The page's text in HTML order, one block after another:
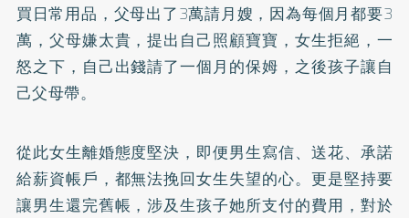
買日常用品，父母出了3萬請月嫂，因為每個月都要3
萬，父母嫌太貴，提出自己照顧寶寶，女生拒絕，一
怒之下，自己出錢請了一個月的保姆，之後孩子讓自
己父母帶。
從此女生離婚態度堅決，即便男生寫信、送花、承諾
給薪資帳戶，都無法挽回女生失望的心。更是堅持要
讓男生還完舊帳，涉及生孩子她所支付的費用，對於